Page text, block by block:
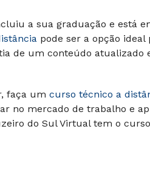
a sua graduação e está
pode ser a opção
de um conteúdo atualizado
faça um curso técnico a
no mercado de trabalho e
do Sul Virtual tem o